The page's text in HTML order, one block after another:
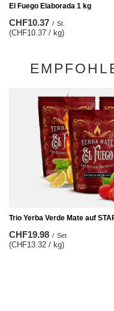
El Fuego Elaborada 1 kg
CHF10.37 / St.
(CHF10.37 / kg)
Trio Yerba Verde Mate auf
CHF19.98 / Set
(CHF13.32 / kg)